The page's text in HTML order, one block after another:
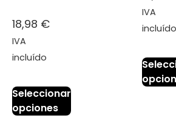
18,98 €
IVA
incluído
Seleccionar
opciones
IVA
incluído